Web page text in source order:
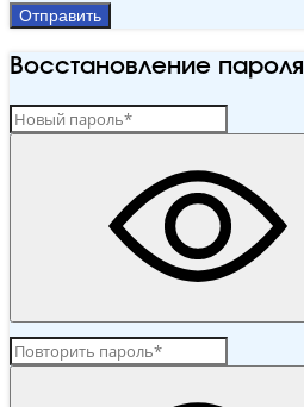
Отправить
Восстановление пароля